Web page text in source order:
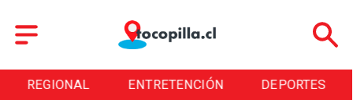
REGIONAL ENTRETENCIÓN DEPORTES